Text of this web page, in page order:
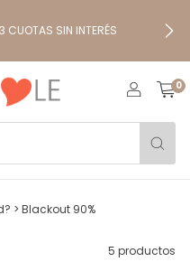
CUOTAS SIN INTERÉS
0
> Blackout 90%
5 productos